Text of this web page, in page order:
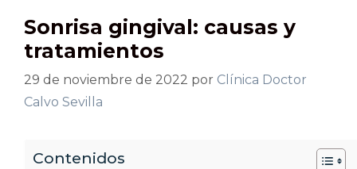
Sonrisa gingival: causas y
tratamientos
29 de noviembre de 2022 por Clínica Doctor
Calvo Sevilla
Contenidos